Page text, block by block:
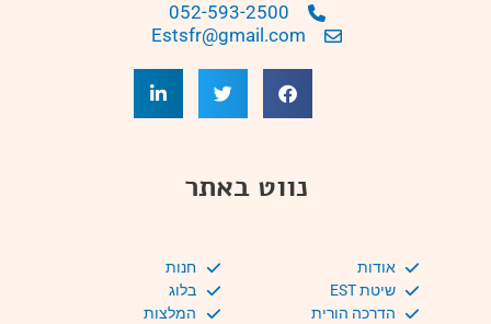
052-593-2500
Estsfr@gmail.com
נווט באתר
אודות
שיטת EST
הדרכה הורית
חנות
בלוג
המלצות